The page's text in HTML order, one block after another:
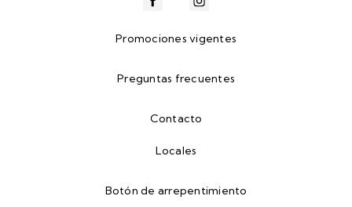
Promociones vigentes
Preguntas frecuentes
Contacto
Locales
Botón de arrepentimiento